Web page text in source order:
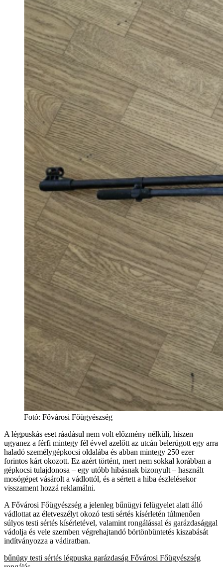
Fotó: Fővárosi Főügyészség
A légpuskás eset ráadásul nem volt előzmény nélküli, hiszen
ugyanez a férfi mintegy fél évvel azelőtt az utcán belerúgott egy arra
haladó személygépkocsi oldalába és abban mintegy 250 ezer
forintos kárt okozott. Ez azért történt, mert nem sokkal korábban a
gépkocsi tulajdonosa – egy utóbb hibásnak bizonyult – használt
mosógépet vásárolt a vádlottól, és a sértett a hiba észlelésekor
visszament hozzá reklamálni.
A Fővárosi Főügyészség a jelenleg bűnügyi felügyelet alatt álló
vádlottat az életveszélyt okozó testi sértés kísérletén túlmenően
súlyos testi sértés kísérletével, valamint rongálással és garázdasággal
vádolja és vele szemben végrehajtandó börtönbüntetés kiszabását
indítványozza a vádiratban.
bűnügy testi sértés légpuska garázdaság Fővárosi Főügyészség